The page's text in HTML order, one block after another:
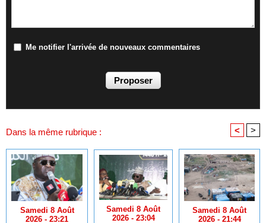
Me notifier l'arrivée de nouveaux commentaires
Dans la même rubrique : < >
Samedi 8 Août
2026 - 23:21
Samedi 8 Août
2026 - 23:04
Samedi 8 Août
2026 - 21:44